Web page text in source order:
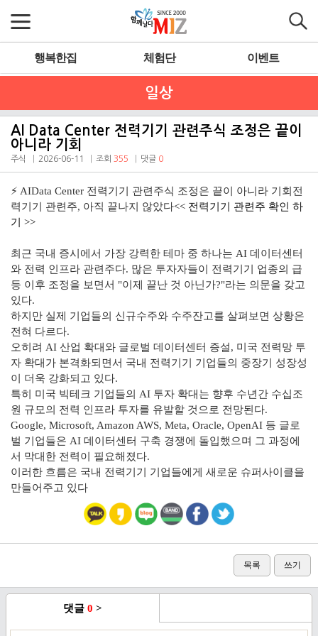
행복한집 체험단 이벤트
일상
AI Data Center 전력기기 관련주식 조정은 끝이
아니라 기회
주식 2026-06-11 조회 355 댓글 0
⚡ AIData Center 전력기기 관련주식 조정은 끝이 아니라 기회전
력기기 관련주, 아직 끝나지 않았다<< 전력기기 관련주 확인 하
기 >>
최근 국내 증시에서 가장 강력한 테마 중 하나는 AI 데이터센터
와 전력 인프라 관련주다. 많은 투자자들이 전력기기 업종의 급
등 이후 조정을 보면서 "이제 끝난 것 아닌가?"라는 의문을 갖고
있다.
하지만 실제 기업들의 신규수주와 수주잔고를 살펴보면 상황은
전혀 다르다.
오히려 AI 산업 확대와 글로벌 데이터센터 증설, 미국 전력망 투
자 확대가 본격화되면서 국내 전력기기 기업들의 중장기 성장성
이 더욱 강화되고 있다.
특히 미국 빅테크 기업들의 AI 투자 확대는 향후 수년간 수십조
원 규모의 전력 인프라 투자를 유발할 것으로 전망된다.
Google, Microsoft, Amazon AWS, Meta, Oracle, OpenAI 등 글로
벌 기업들은 AI 데이터센터 구축 경쟁에 돌입했으며 그 과정에
서 막대한 전력이 필요해졌다.
이러한 흐름은 국내 전력기기 기업들에게 새로운 슈퍼사이클을
만들어주고 있다
목록 쓰기
댓글 0 >